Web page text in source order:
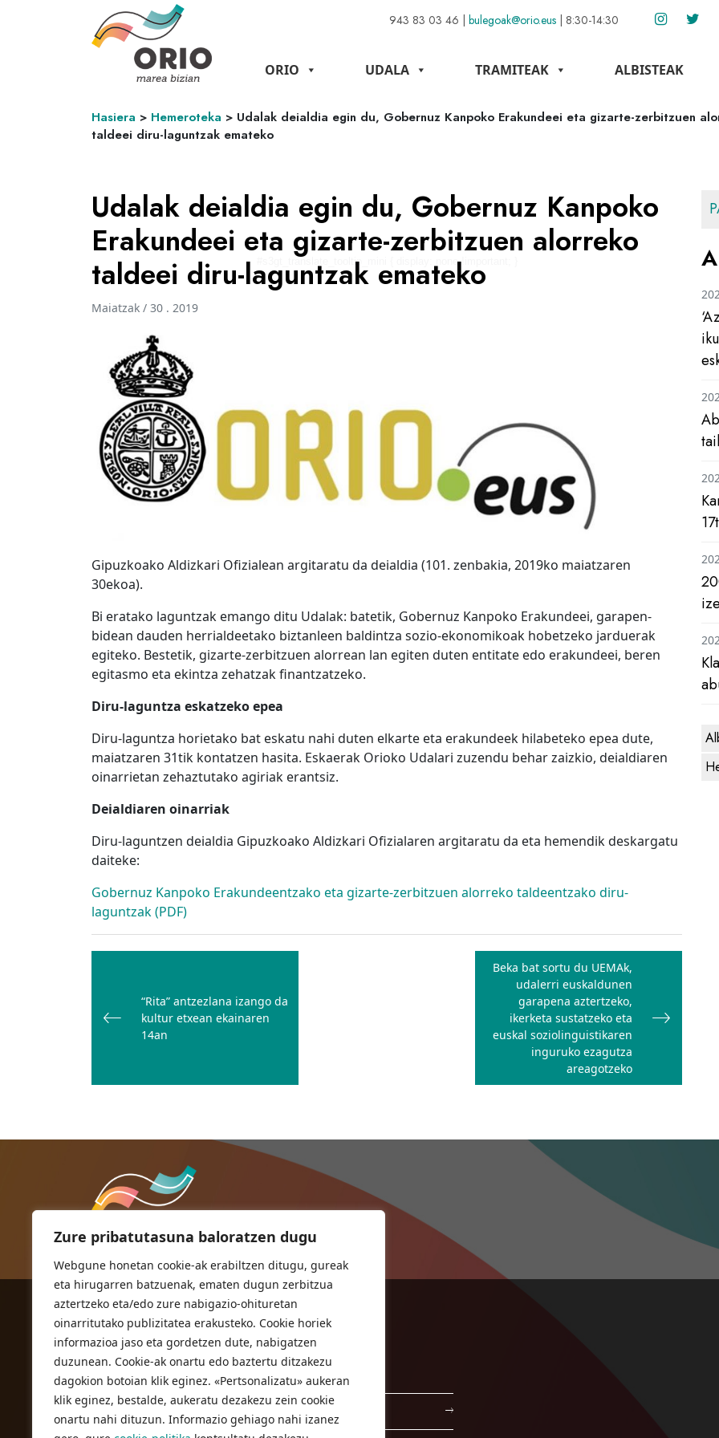
Zure pribatutasuna baloratzen dugu
Webgune honetan cookie-ak erabiltzen ditugu, gureak
eta hirugarren batzuenak, ematen dugun zerbitzua
aztertzeko eta/edo zure nabigazio-ohituretan
oinarritutako publizitatea erakusteko. Cookie horiek
informazioa jaso eta gordetzen dute, nabigatzen
duzunean. Cookie-ak onartu edo baztertu ditzakezu
dagokion botoian klik eginez. «Pertsonalizatu» aukeran
klik eginez, bestalde, aukeratu dezakezu zein cookie
onartu nahi dituzun. Informazio gehiago nahi izanez
943 83 03 46 | bulegoak@orio.eus | 8:30-14:30
ORIO UDALA TRAMITEAK ALBISTEAK
Hasiera > Hemeroteka > Udalak deialdia egin du, Gobernuz Kanpoko Erakundeei eta gizarte-zerbitzuen
taldeei diru-laguntzak emateko
Udalak deialdia egin du, Gobernuz Kanpoko
Erakundeei eta gizarte-zerbitzuen alorreko
taldeei diru-laguntzak emateko
Maiatzak / 30 . 2019
Gipuzkoako Aldizkari Ofizialean argitaratu da deialdia (101. zenbakia, 2019ko maiatzaren
30ekoa).
Bi eratako laguntzak emango ditu Udalak: batetik, Gobernuz Kanpoko Erakundeei, garapen-
bidean dauden herrialdeetako biztanleen baldintza sozio-ekonomikoak hobetzeko jarduerak
egiteko. Bestetik, gizarte-zerbitzuen alorrean lan egiten duten entitate edo erakundeei, beren
egitasmo eta ekintza zehatzak finantzatzeko.
Diru-laguntza eskatzeko epea
Diru-laguntza horietako bat eskatu nahi duten elkarte eta erakundeek hilabeteko epea dute,
maiatzaren 31tik kontatzen hasita. Eskaerak Orioko Udalari zuzendu behar zaizkio, deialdiaren
oinarrietan zehaztutako agiriak erantsiz.
Deialdiaren oinarriak
Diru-laguntzen deialdia Gipuzkoako Aldizkari Ofizialaren argitaratu da eta hemendik deskargatu
daiteke:
Gobernuz Kanpoko Erakundeentzako eta gizarte-zerbitzuen alorreko taldeentzako diru-
laguntzak (PDF)
#s3gt_translate_tooltip_mini { display: none !important; }
Bidalketetan
nabigatu
“Rita” antzezlana izango da
kultur etxean ekainaren
14an
Beka bat sortu du UEMAk,
udalerri euskaldunen
garapena aztertzeko,
ikerketa sustatzeko eta
euskal soziolinguistikaren
inguruko ezagutza
areagotzeko
ORIOKO UDALA
Herriko plaza,1
20810 Orio (Gipuzkoa)
T. 943 83 03 46
bulegoak@orio.eus